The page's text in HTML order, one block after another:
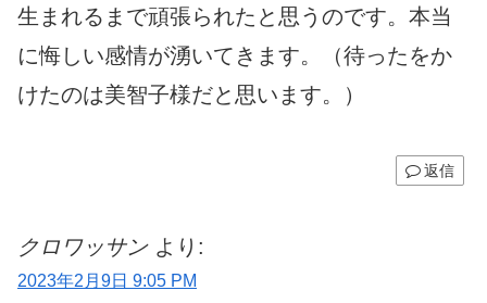
生まれるまで頑張られたと思うのです。本当
に悔しい感情が湧いてきます。（待ったをか
けたのは美智子様だと思います。）
返信
クロワッサン より:
2023年2月9日 9:05 PM